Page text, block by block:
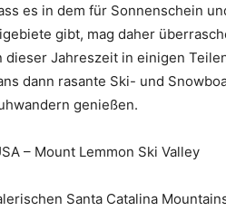
es in dem für Sonnenschein
gibt, mag daher
dieser Jahreszeit in einigen
dann rasante Ski- und
genießen.
– Mount Lemmon Ski Valley
Santa Catalina